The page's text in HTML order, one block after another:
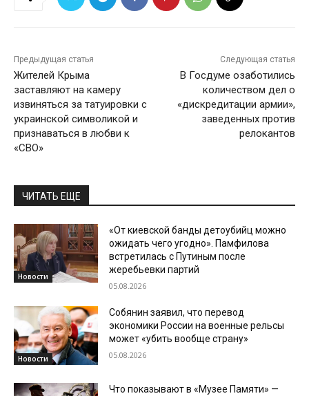
Предыдущая статья
Жителей Крыма
заставляют на камеру
извиняться за татуировки с
украинской символикой и
признаваться в любви к
«СВО»
Следующая статья
В Госдуме озаботились
количеством дел о
«дискредитации армии»,
заведенных против
релокантов
ЧИТАТЬ ЕЩЕ
Новости
«От киевской банды детоубийц можно
ожидать чего угодно». Памфилова
встретилась с Путиным после
жеребьевки партий
05.08.2026
Новости
Собянин заявил, что перевод
экономики России на военные рельсы
может «убить вообще страну»
05.08.2026
Что показывают в «Музее Памяти» —